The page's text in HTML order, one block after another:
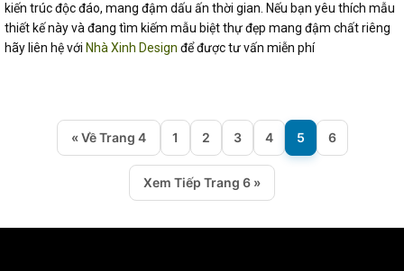
kiến trúc độc đáo, mang đậm dấu ấn thời gian. Nếu bạn yêu thích mẫu
thiết kế này và đang tìm kiếm mẫu biệt thự đẹp mang đậm chất riêng
hãy liên hệ với Nhà Xinh Design để được tư vấn miễn phí
« Về Trang 4 1 2 3 4 5 6
Xem Tiếp Trang 6 »